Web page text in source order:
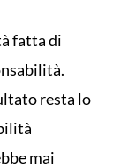
fatta di
resta lo
mai